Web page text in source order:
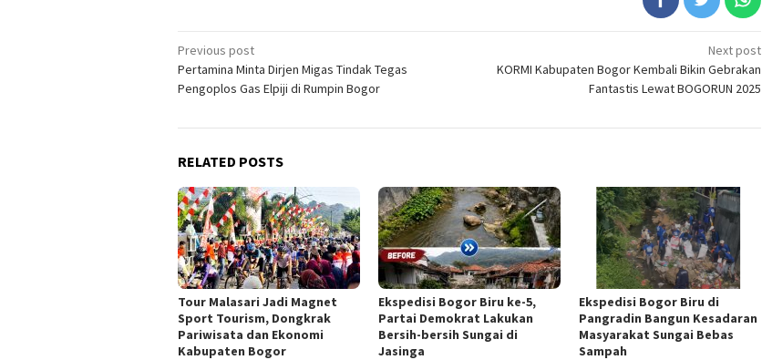
Post
navigation
Previous post
Pertamina Minta Dirjen Migas Tindak Tegas
Pengoplos Gas Elpiji di Rumpin Bogor
Next post
KORMI Kabupaten Bogor Kembali Bikin Gebrakan
Fantastis Lewat BOGORUN 2025
RELATED POSTS
Tour Malasari Jadi Magnet
Sport Tourism, Dongkrak
Pariwisata dan Ekonomi
Kabupaten Bogor
Ekspedisi Bogor Biru ke-5,
Partai Demokrat Lakukan
Bersih-bersih Sungai di
Jasinga
Ekspedisi Bogor Biru di
Pangradin Bangun Kesadaran
Masyarakat Sungai Bebas
Sampah